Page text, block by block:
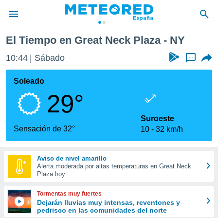
de
por
que se
calidad.
a este
las
y
forma
digital
basada
El Tiempo en Great Neck Plaza - NY
10:44 Sábado ...
Soleado
29°
Sensación de 32°
Suroeste
10
32 km/h
Aviso de nivel amarillo
Alerta moderada por altas temperaturas en Great Neck
Plaza hoy
Tormentas muy fuertes
Dejarán lluvias muy intensas, reventones y
pedrisco en las comunidades del norte